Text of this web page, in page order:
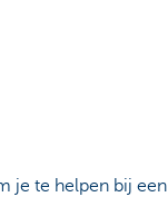
je te helpen bij een